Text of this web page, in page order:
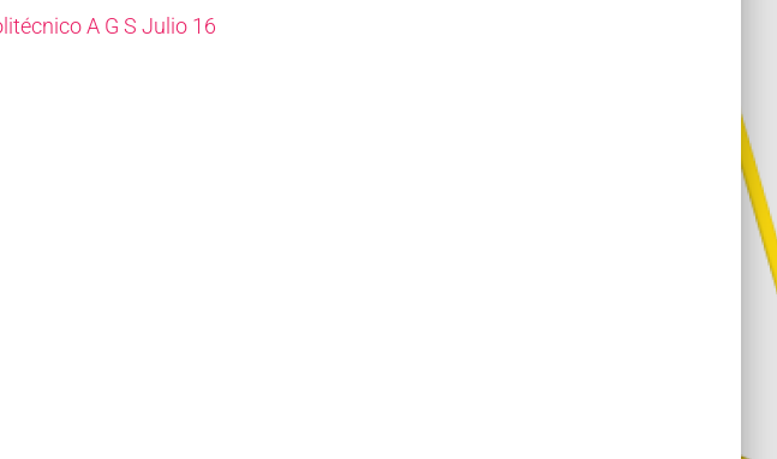
A G S Julio 16